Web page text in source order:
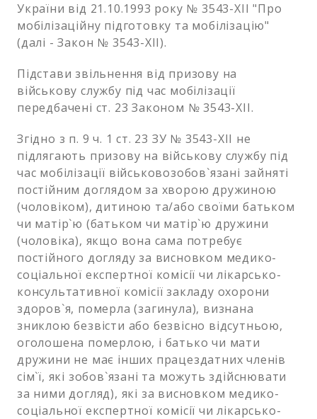
України від 21.10.1993 року № 3543-XII "Про
мобілізаційну підготовку та мобілізацію"
(далі - Закон № 3543-XII).
Підстави звільнення від призову на
військову службу під час мобілізації
передбачені ст. 23 Законом № 3543-XII.
Згідно з п. 9 ч. 1 ст. 23 ЗУ № 3543-XII не
підлягають призову на військову службу під
час мобілізації військовозобов`язані зайняті
постійним доглядом за хворою дружиною
(чоловіком), дитиною та/або своїми батьком
чи матір`ю (батьком чи матір`ю дружини
(чоловіка), якщо вона сама потребує
постійного догляду за висновком медико-
соціальної експертної комісії чи лікарсько-
консультативної комісії закладу охорони
здоров`я, померла (загинула), визнана
зниклою безвісти або безвісно відсутньою,
оголошена померлою, і батько чи мати
дружини не має інших працездатних членів
сім`ї, які зобов`язані та можуть здійснювати
за ними догляд), які за висновком медико-
соціальної експертної комісії чи лікарсько-